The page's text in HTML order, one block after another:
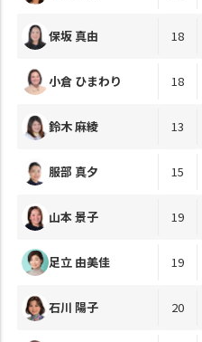
保坂 真由 18
小倉 ひまわり 18
鈴木 麻綾 13
服部 真夕 15
山本 景子 19
足立 由美佳 19
石川 陽子 20